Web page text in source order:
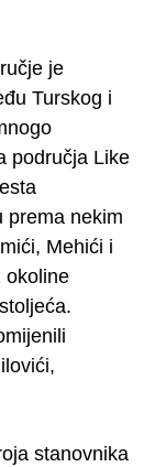
je
Turskog i
područja Like
prema nekim
Mehići i
okoline
stanovnika